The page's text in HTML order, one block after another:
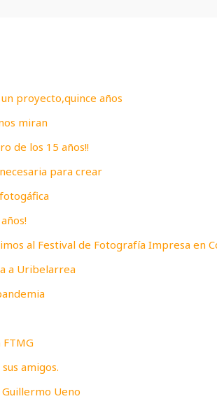
proyecto,quince años
miran
de los 15 años!!
para crear
al Festival de Fotografía Impresa en
a Uribelarrea
amigos.
Ueno